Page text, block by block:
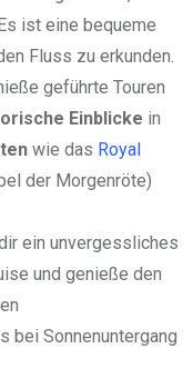
ist eine bequeme
Fluss zu erkunden.
geführte Touren
Einblicke in
wie das Royal
der Morgenröte)
ein unvergessliches
und genieße den
bei Sonnenuntergang